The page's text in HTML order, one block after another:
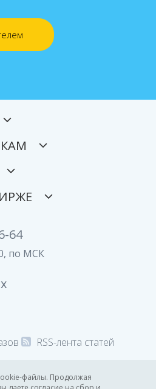
файлы. Продолжая
64
по МСК
RSS-лента статей
защищены.